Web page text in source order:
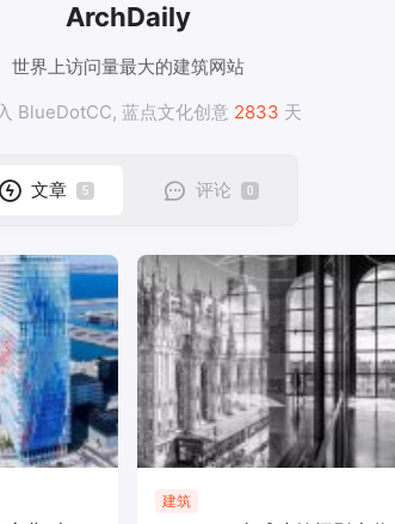
ArchDaily
世界上访问量最大的建筑网站
BlueDotCC, 蓝点文化创意 2833 天
文章 5 评论 0
建筑